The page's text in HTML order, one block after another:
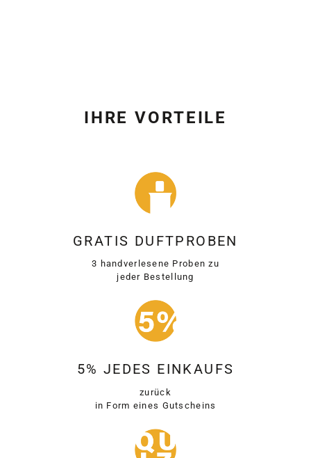
IHRE VORTEILE
GRATIS DUFTPROBEN
3 handverlesene Proben zu
jeder Bestellung
5% JEDES EINKAUFS
zurück
in Form eines Gutscheins